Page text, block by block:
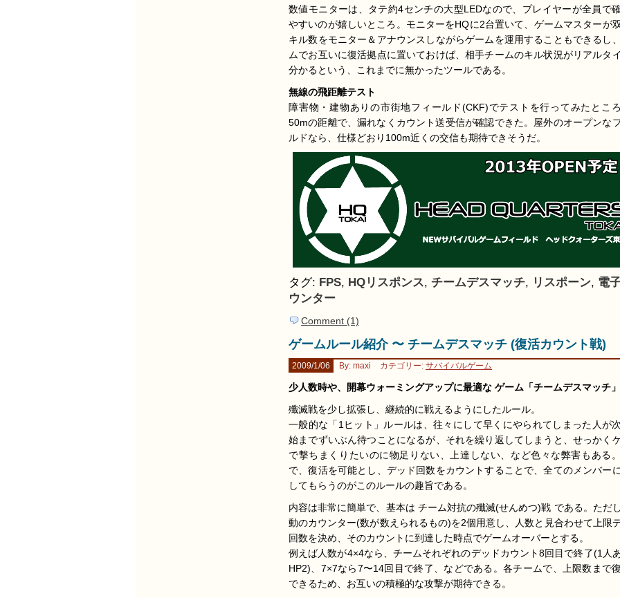
数値モニターは、タテ約4センチの大型LEDなので、プレイヤーが全員で
やすいのが嬉しいところ。モニターをHQに2台置いて、ゲームマスターが
キル数をモニター＆アナウンスしながらゲームを運用することもできるし
ムでお互いに復活拠点に置いておけば、相手チームのキル状況がリアルタ
分かるという、これまでに無かったツールである。
無線の飛距離テスト
障害物・建物ありの市街地フィールド(CKF)でテストを行ってみたとこ
50mの距離で、漏れなくカウント送受信が確認できた。屋外のオープンな
ルドなら、仕様どおり100m近くの交信も期待できそうだ。
タグ: FPS, HQリスポンス, チームデスマッチ, リスポーン, 電
ウンター
Comment (1)
ゲームルール紹介 〜 チームデスマッチ (復活カウント戦)
2009/1/06 By: maxi カテゴリー: サバイバルゲーム
少人数時や、開幕ウォーミングアップに最適な ゲーム「チームデスマッチ」
殲滅戦を少し拡張し、継続的に戦えるようにしたルール。
一般的な「1ヒット」ルールは、往々にして早くにやられてしまった人が
始までずいぶん待つことになるが、それを繰り返してしまうと、せっかく
で撃ちまくりたいのに物足りない、上達しない、など色々な弊害もある
で、復活を可能とし、デッド回数をカウントすることで、全てのメンバー
してもらうのがこのルールの趣旨である。
内容は非常に簡単で、基本は チーム対抗の殲滅(せんめつ)戦 である。ただ
動のカウンター(数が数えられるもの)を2個用意し、人数と見合わせて上限
回数を決め、そのカウントに到達した時点でゲームオーバーとする。
例えば人数が4×4なら、チームそれぞれのデッドカウント8回目で終了(1人
HP2)、7×7なら7〜14回目で終了、などである。各チームで、上限数まで
できるため、お互いの積極的な攻撃が期待できる。